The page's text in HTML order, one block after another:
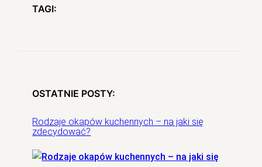
TAGI:
OSTATNIE POSTY:
Rodzaje okapów kuchennych – na jaki się
zdecydować?